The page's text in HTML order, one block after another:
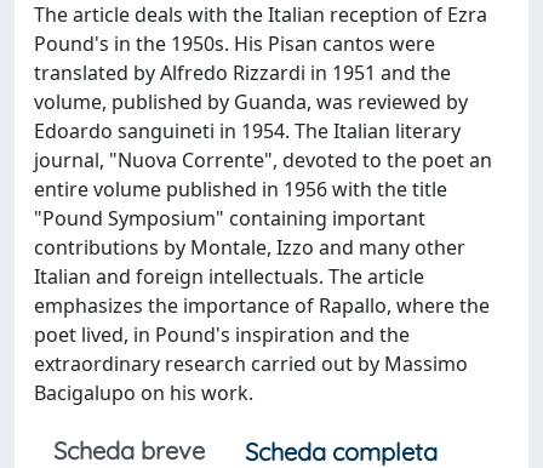
The article deals with the Italian reception of Ezra
Pound's in the 1950s. His Pisan cantos were
translated by Alfredo Rizzardi in 1951 and the
volume, published by Guanda, was reviewed by
Edoardo sanguineti in 1954. The Italian literary
journal, "Nuova Corrente", devoted to the poet an
entire volume published in 1956 with the title
"Pound Symposium" containing important
contributions by Montale, Izzo and many other
Italian and foreign intellectuals. The article
emphasizes the importance of Rapallo, where the
poet lived, in Pound's inspiration and the
extraordinary research carried out by Massimo
Bacigalupo on his work.
Scheda breve
Scheda completa